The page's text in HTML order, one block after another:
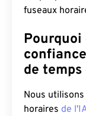
fuseaux
de
Nous
horaires de